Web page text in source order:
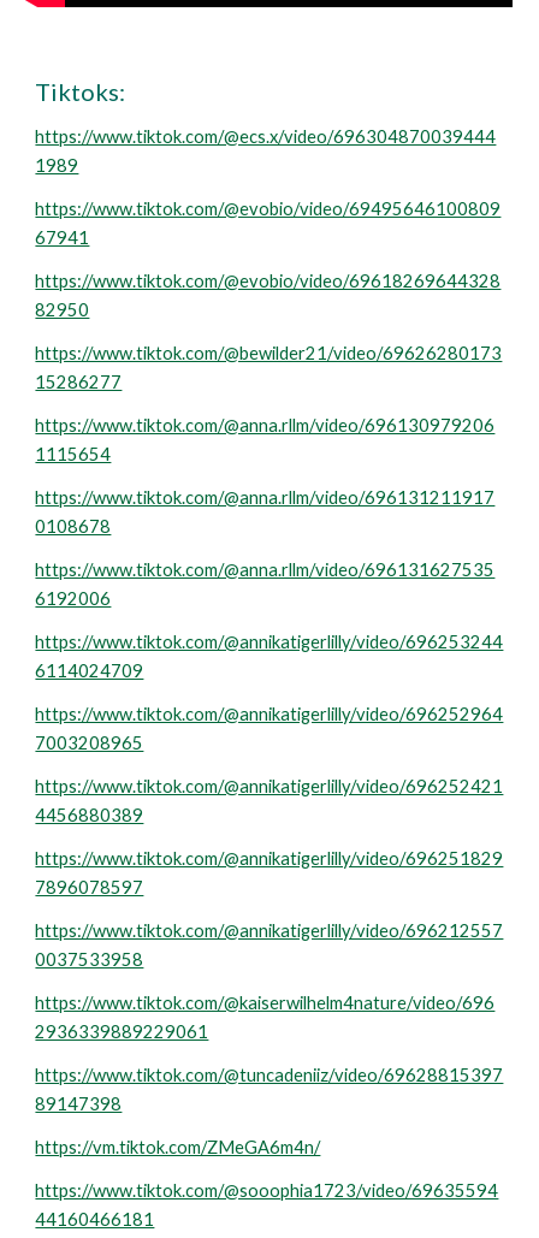
Tiktoks:
https://www.tiktok.com/@ecs.x/video/696304870039444
1989
https://www.tiktok.com/@evobio/video/69495646100809
67941
https://www.tiktok.com/@evobio/video/69618269644328
82950
https://www.tiktok.com/@bewilder21/video/69626280173
15286277
https://www.tiktok.com/@anna.rllm/video/696130979206
1115654
https://www.tiktok.com/@anna.rllm/video/696131211917
0108678
https://www.tiktok.com/@anna.rllm/video/696131627535
6192006
https://www.tiktok.com/@annikatigerlilly/video/696253244
6114024709
https://www.tiktok.com/@annikatigerlilly/video/696252964
7003208965
https://www.tiktok.com/@annikatigerlilly/video/696252421
4456880389
https://www.tiktok.com/@annikatigerlilly/video/696251829
7896078597
https://www.tiktok.com/@annikatigerlilly/video/696212557
0037533958
https://www.tiktok.com/@kaiserwilhelm4nature/video/696
2936339889229061
https://www.tiktok.com/@tuncadeniiz/video/69628815397
89147398
https://vm.tiktok.com/ZMeGA6m4n/
https://www.tiktok.com/@sooophia1723/video/69635594
44160466181